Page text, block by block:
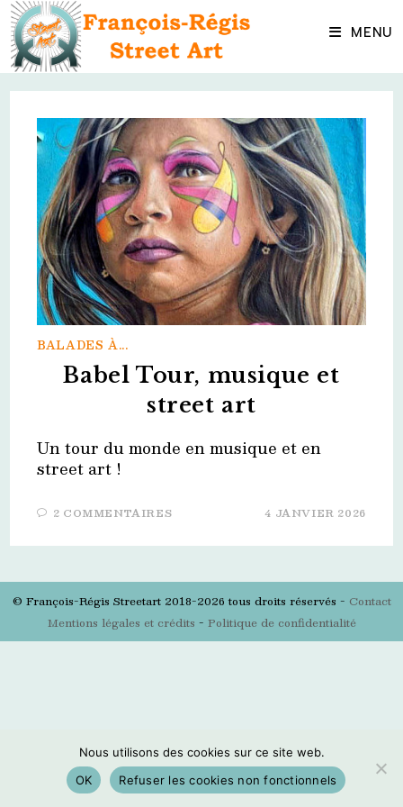
Skip
content MENU
BALADES À...
Babel Tour, musique et
street art
Un tour du monde en musique et en
street art !
2 COMMENTAIRES 4 JANVIER 2026
© François-Régis Streetart 2018-2026 tous droits réservés - Contact
Mentions légales et crédits - Politique de confidentialité
Nous utilisons des cookies sur ce site web.
OK
Refuser les cookies non fonctionnels